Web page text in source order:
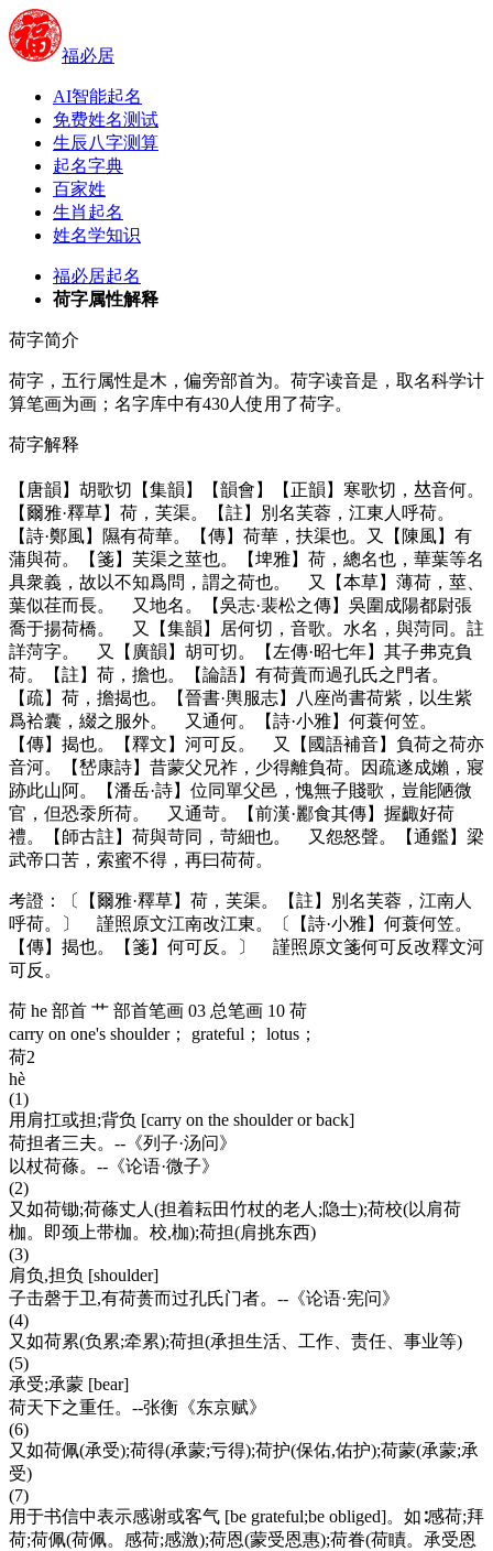
福必居
AI智能起名
免费姓名测试
生辰八字测算
起名字典
百家姓
生肖起名
姓名学知识
福必居起名
荷字属性解释
荷字简介
荷字，五行属性是木，偏旁部首为。荷字读音是，取名科学计
算笔画为画；名字库中有430人使用了荷字。
荷字解释
【唐韻】胡歌切【集韻】【韻會】【正韻】寒歌切，𠀤音何。
【爾雅·釋草】荷，芙渠。【註】別名芙蓉，江東人呼荷。
【詩·鄭風】隰有荷華。【傳】荷華，扶渠也。又【陳風】有
蒲與荷。【箋】芙渠之莖也。【埤雅】荷，總名也，華葉等名
具衆義，故以不知爲問，謂之荷也。 又【本草】薄荷，莖、
葉似荏而長。 又地名。【吳志·裴松之傳】吳圍成陽都尉張
喬于揚荷橋。 又【集韻】居何切，音歌。水名，與菏同。註
詳菏字。 又【廣韻】胡可切。【左傳·昭七年】其子弗克負
荷。【註】荷，擔也。【論語】有荷蕢而過孔氏之門者。
【疏】荷，擔揭也。【晉書·輿服志】八座尚書荷紫，以生紫
爲袷囊，綴之服外。 又通何。【詩·小雅】何蓑何笠。
【傳】揭也。【釋文】河可反。 又【國語補音】負荷之荷亦
音河。【嵆康詩】昔蒙父兄祚，少得離負荷。因疏遂成嬾，寢
跡此山阿。【潘岳·詩】位同單父邑，愧無子賤歌，豈能陋微
官，但恐沗所荷。 又通苛。【前漢·酈食其傳】握齱好荷
禮。【師古註】荷與苛同，苛細也。 又怨怒聲。【通鑑】梁
武帝口苦，索蜜不得，再曰荷荷。
考證：〔【爾雅·釋草】荷，芙渠。【註】別名芙蓉，江南人
呼荷。〕 謹照原文江南改江東。〔【詩·小雅】何蓑何笠。
【傳】揭也。【箋】何可反。〕 謹照原文箋何可反改釋文河
可反。
荷 he 部首 艹 部首笔画 03 总笔画 10 荷
carry on one's shoulder； grateful； lotus；
荷2
hè
(1)
用肩扛或担;背负 [carry on the shoulder or back]
荷担者三夫。--《列子·汤问》
以杖荷蓧。--《论语·微子》
(2)
又如荷锄;荷蓧丈人(担着耘田竹杖的老人;隐士);荷校(以肩荷
枷。即颈上带枷。校,枷);荷担(肩挑东西)
(3)
肩负,担负 [shoulder]
子击磬于卫,有荷蒉而过孔氏门者。--《论语·宪问》
(4)
又如荷累(负累;牵累);荷担(承担生活、工作、责任、事业等)
(5)
承受;承蒙 [bear]
荷天下之重任。--张衡《东京赋》
(6)
又如荷佩(承受);荷得(承蒙;亏得);荷护(保佑,佑护);荷蒙(承蒙;承
受)
(7)
用于书信中表示感谢或客气 [be grateful;be obliged]。如∶感荷;拜
荷;荷佩(荷佩。感荷;感激);荷恩(蒙受恩惠);荷眷(荷瞔。承受恩